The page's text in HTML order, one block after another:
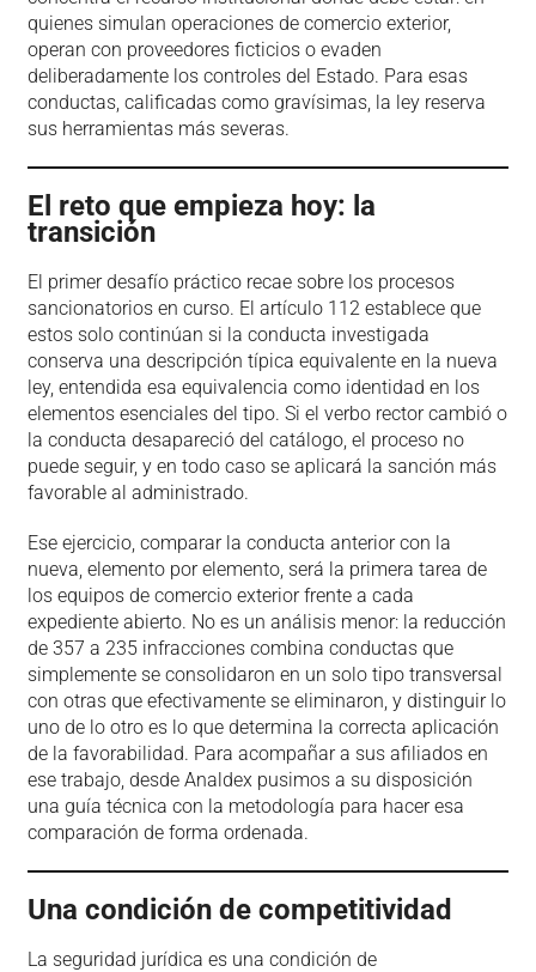
quienes simulan operaciones de comercio exterior,
operan con proveedores ficticios o evaden
deliberadamente los controles del Estado. Para esas
conductas, calificadas como gravísimas, la ley reserva
sus herramientas más severas.
El reto que empieza hoy: la
transición
El primer desafío práctico recae sobre los procesos
sancionatorios en curso. El artículo 112 establece que
estos solo continúan si la conducta investigada
conserva una descripción típica equivalente en la nueva
ley, entendida esa equivalencia como identidad en los
elementos esenciales del tipo. Si el verbo rector cambió o
la conducta desapareció del catálogo, el proceso no
puede seguir, y en todo caso se aplicará la sanción más
favorable al administrado.
Ese ejercicio, comparar la conducta anterior con la
nueva, elemento por elemento, será la primera tarea de
los equipos de comercio exterior frente a cada
expediente abierto. No es un análisis menor: la reducción
de 357 a 235 infracciones combina conductas que
simplemente se consolidaron en un solo tipo transversal
con otras que efectivamente se eliminaron, y distinguir lo
uno de lo otro es lo que determina la correcta aplicación
de la favorabilidad. Para acompañar a sus afiliados en
ese trabajo, desde Analdex pusimos a su disposición
una guía técnica con la metodología para hacer esa
comparación de forma ordenada.
Una condición de competitividad
La seguridad jurídica es una condición de